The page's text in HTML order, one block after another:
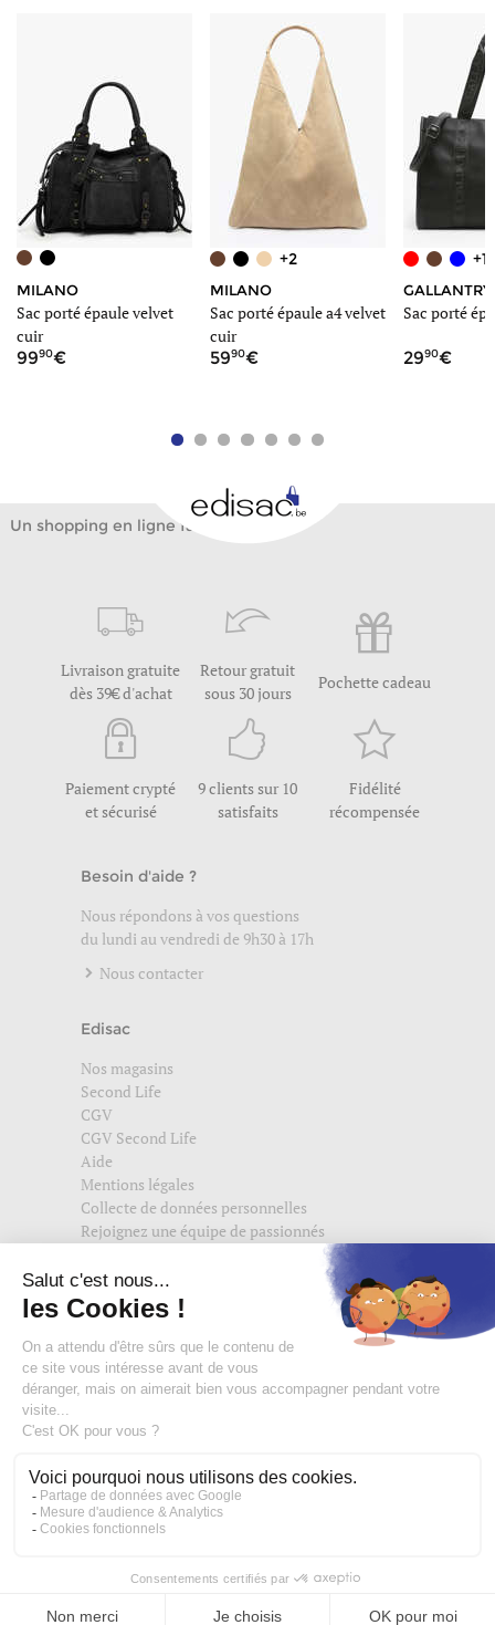
MILANO
Sac porté épaule velvet
cuir
9990
+2
MILANO
Sac porté épaule a4 velvet
cuir
5990
+1
GALLANTRY
Sac porté
2990
Un shopping en ligne facile
Livraison gratuite
dès 39€ d'achat
Retour gratuit
sous 30 jours
Pochette cadeau
Paiement crypté
et sécurisé
9 clients sur 10
satisfaits
Fidélité
récompensée
Besoin d'aide ?
Nous répondons à vos questions
du lundi au vendredi de 9h30 à 17h
Nous contacter
Edisac
Nos magasins
Second Life
CGV
CGV Second Life
Aide
Mentions légales
Collecte de données personnelles
Rejoignez une équipe de passionnés
edisac.com
edisac.nl.
Rejoignez la communauté edisac :
Des modeuses comblées
Sac à main, sac bandoulière et sac banane femme